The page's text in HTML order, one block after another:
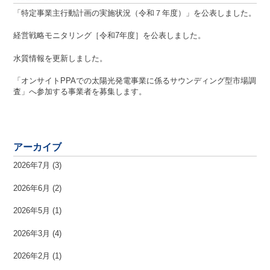
「特定事業主行動計画の実施状況（令和７年度）」を公表しました。
経営戦略モニタリング［令和7年度］を公表しました。
水質情報を更新しました。
「オンサイトPPAでの太陽光発電事業に係るサウンディング型市場調
査」へ参加する事業者を募集します。
アーカイブ
2026年7月 (3)
2026年6月 (2)
2026年5月 (1)
2026年3月 (4)
2026年2月 (1)